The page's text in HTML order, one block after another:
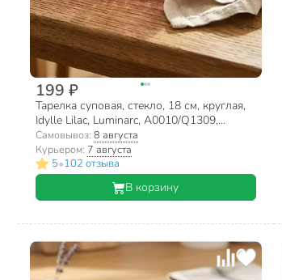
199 ₽
Тарелка суповая, стекло, 18 см, круглая,
Idylle Lilac, Luminarc, A0010/Q1309,
лиловая
Самовывоз: 8 августа
Курьером: 7 августа
5•102 отзыва
В корзину